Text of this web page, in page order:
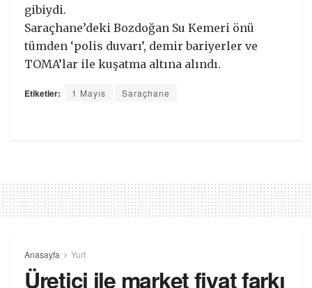
gibiydi.
Saraçhane’deki Bozdoğan Su Kemeri önü
tümden ‘polis duvarı’, demir bariyerler ve
TOMA’lar ile kuşatma altına alındı.
Etiketler: 1 Mayıs Saraçhane
Anasayfa Yurt
Üretici ile market fiyat farkı